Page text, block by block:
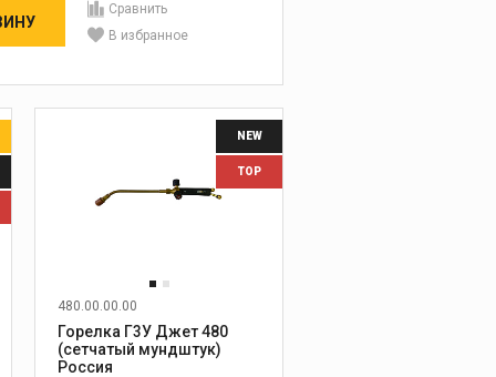
Сравнить
В избранное
NEW
TOP
480.00.00.00
Горелка Г3У Джет 480
(сетчатый мундштук)
Россия